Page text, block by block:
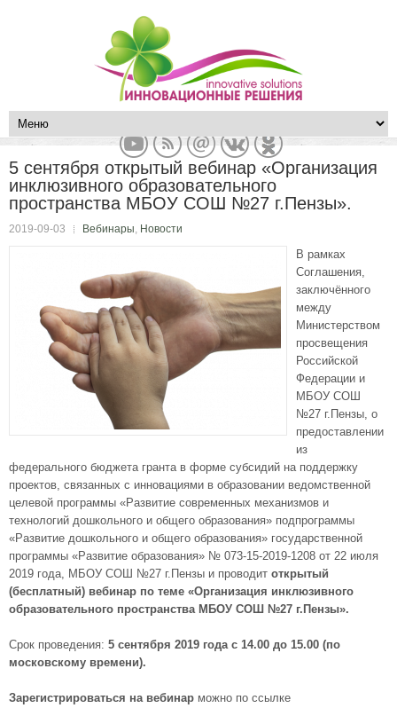
5 сентября открытый вебинар «Организация
инклюзивного образовательного
пространства МБОУ СОШ №27 г.Пензы».
2019-09-03 Вебинары, Новости
В рамках
Соглашения,
заключённого
между
Министерством
просвещения
Российской
Федерации и
МБОУ СОШ
№27 г.Пензы, о
предоставлении
из
федерального бюджета гранта в форме субсидий на поддержку
проектов, связанных с инновациями в образовании ведомственной
целевой программы «Развитие современных механизмов и
технологий дошкольного и общего образования» подпрограммы
«Развитие дошкольного и общего образования» государственной
программы «Развитие образования» № 073-15-2019-1208 от 22 июля
2019 года, МБОУ СОШ №27 г.Пензы и проводит открытый
(бесплатный) вебинар по теме «Организация инклюзивного
образовательного пространства МБОУ СОШ №27 г.Пензы».
Срок проведения: 5 сентября 2019 года с 14.00 до 15.00 (по
московскому времени).
Зарегистрироваться на вебинар можно по ссылке